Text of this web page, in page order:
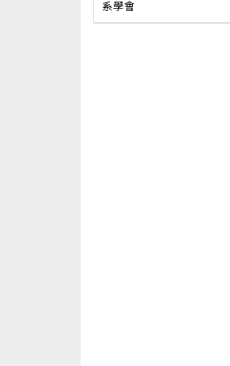
系學會